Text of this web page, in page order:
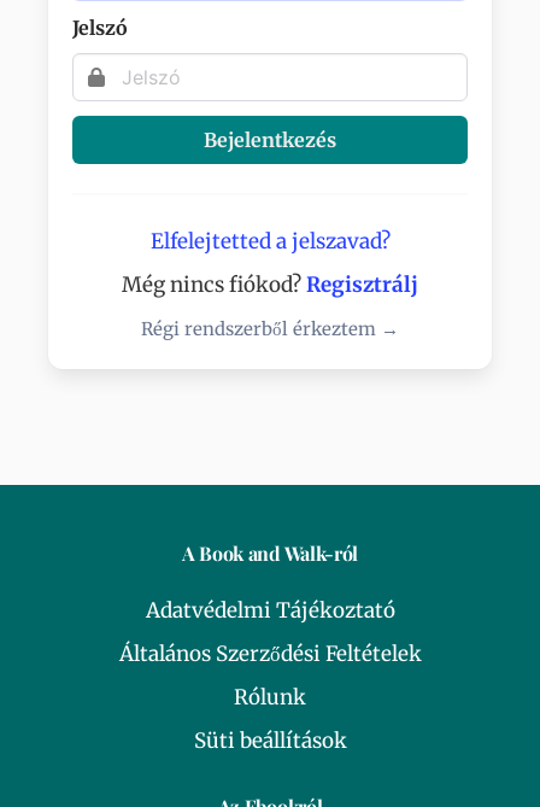
Jelszó
Bejelentkezés
Elfelejtetted a jelszavad?
Még nincs fiókod?Regisztrálj
Régi rendszerből érkeztem →
A Book and Walk-ról
Adatvédelmi Tájékoztató
Általános Szerződési Feltételek
Rólunk
Süti beállítások